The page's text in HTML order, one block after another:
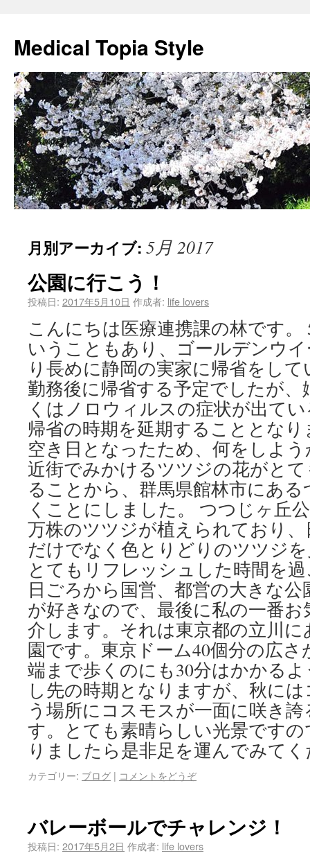
Medical Topia Style
月別アーカイブ: 5月 2017
公園に行こう！
投稿日: 2017年5月10日 作成者: life lovers
こんにちは医療連携課の林です。
いうこともあり、ゴールデンウ
り長めに静岡の実家に帰省をし
勤務後に帰省する予定でしたが
くはノロウィルスの症状が出て
帰省の時期を延期することとな
空き日となったため、何をしよ
近街でみかけるツツジの花がと
ることから、群馬県館林市にあ
くことにしました。 つつじヶ丘
万株のツツジが植えられており
だけでなく色とりどりのツツジ
とてもリフレッシュした時間を
日ごろから国営、都営の大きな
が好きなので、最後に私の一番
介します。それは東京都の立川に
園です。東京ドーム40個分の広
端まで歩くのにも30分はかかる
し先の時期となりますが、秋に
う場所にコスモスが一面に咲き
す。とても素晴らしい光景です
りましたら是非足を運んでみて
カテゴリー: ブログ | コメントをどうぞ
バレーボールでチャレンジ！
投稿日: 2017年5月2日 作成者: life lovers